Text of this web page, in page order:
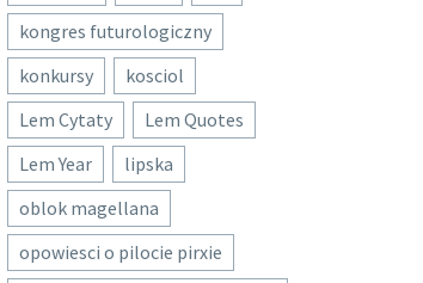
kongres futurologiczny
konkursy
kosciol
Lem Cytaty
Lem Quotes
Lem Year
lipska
oblok magellana
opowiesci o pilocie pirxie